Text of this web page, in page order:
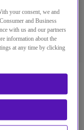
in
your consent, we and
and Business
with us and our partners
information about the
at any time by clicking